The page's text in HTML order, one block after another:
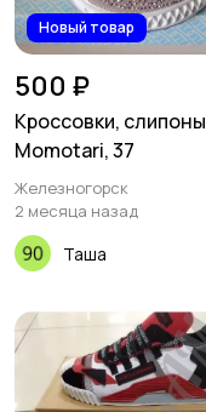
Новый товар
500 ₽
Кроссовки, слипоны
Momotari, 37
Железногорск
2 месяца назад
Таша